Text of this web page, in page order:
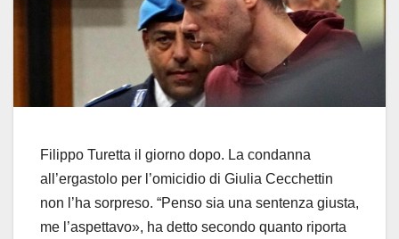
Filippo Turetta il giorno dopo. La condanna
all’ergastolo per l’omicidio di Giulia Cecchettin
non l’ha sorpreso. “Penso sia una sentenza giusta,
me l’aspettavo», ha detto secondo quanto riporta